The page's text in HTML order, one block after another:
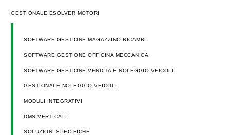
GESTIONALE ESOLVER MOTORI
SOFTWARE GESTIONE MAGAZZINO RICAMBI
SOFTWARE GESTIONE OFFICINA MECCANICA
SOFTWARE GESTIONE VENDITA E NOLEGGIO VEICOLI
GESTIONALE NOLEGGIO VEICOLI
MODULI INTEGRATIVI
DMS VERTICALI
SOLUZIONI SPECIFICHE